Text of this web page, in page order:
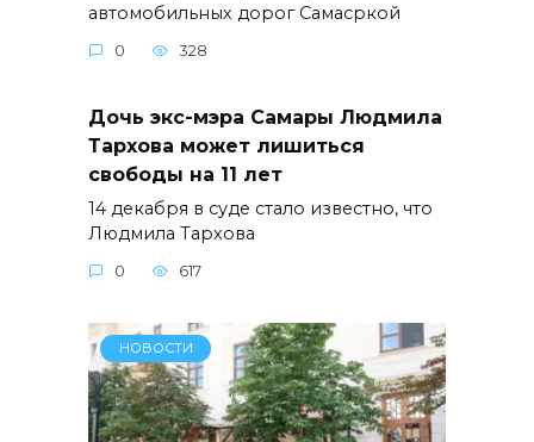
автомобильных дорог Самасркой
0 328
Дочь экс-мэра Самары Людмила
Тархова может лишиться
свободы на 11 лет
14 декабря в суде стало известно, что
Людмила Тархова
0 617
НОВОСТИ